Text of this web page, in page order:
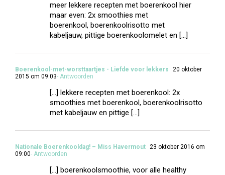
meer lekkere recepten met boerenkool hier
maar even: 2x smoothies met
boerenkool, boerenkoolrisotto met
kabeljauw, pittige boerenkoolomelet en […]
Boerenkool-met-worsttaartjes - Liefde voor lekkers
20 oktober
2015 om 09:03- Antwoorden
[…] lekkere recepten met boerenkool: 2x
smoothies met boerenkool, boerenkoolrisotto
met kabeljauw en pittige […]
Nationale Boerenkooldag! – Miss Havermout 23 oktober 2016 om
09:00- Antwoorden
[…] boerenkoolsmoothie, voor alle healthy